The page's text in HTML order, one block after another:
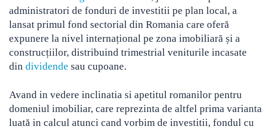
administratori de fonduri de investitii pe plan local, a
lansat primul fond sectorial din Romania care oferă
expunere la nivel internațional pe zona imobiliară și a
construcțiilor, distribuind trimestrial veniturile incasate
din dividende sau cupoane.
Avand in vedere inclinatia si apetitul romanilor pentru
domeniul imobiliar, care reprezinta de altfel prima varianta
luată in calcul atunci cand vorbim de investitii, fondul cu